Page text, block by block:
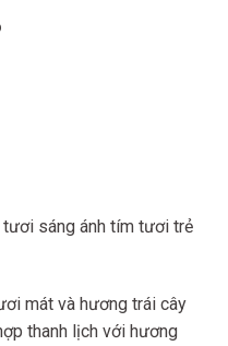
tươi sáng ánh tím tươi trẻ
mát và hương trái cây
thanh lịch với hương